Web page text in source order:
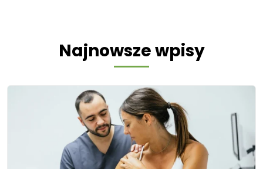
Najnowsze wpisy